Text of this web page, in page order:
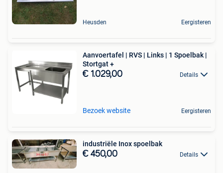
Heusden Eergisteren
Aanvoertafel | RVS | Links | 1 Spoelbak |
Stortgat +
€ 1.029,00 Details
Bezoek website Eergisteren
industriële Inox spoelbak
€ 450,00 Details